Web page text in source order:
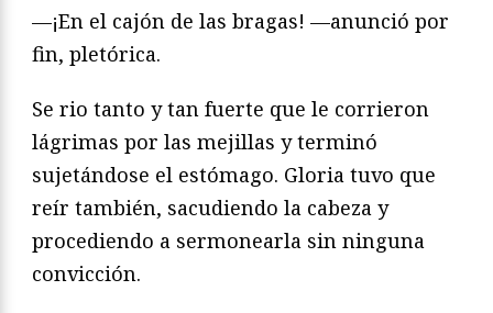
—¡En el cajón de las bragas! —anunció por
fin, pletórica.
Se rio tanto y tan fuerte que le corrieron
lágrimas por las mejillas y terminó
sujetándose el estómago. Gloria tuvo que
reír también, sacudiendo la cabeza y
procediendo a sermonearla sin ninguna
convicción.